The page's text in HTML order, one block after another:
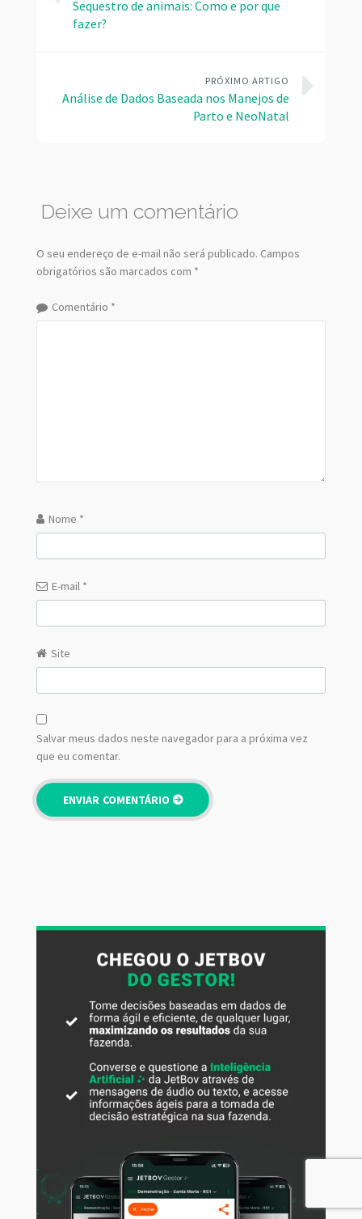
Sequestro de animais: Como e por que
fazer?
PRÓXIMO ARTIGO
Análise de Dados Baseada nos Manejos de
Parto e NeoNatal
Deixe um comentário
O seu endereço de e-mail não será publicado. Campos
obrigatórios são marcados com *
Comentário *
Nome *
E-mail *
Site
Salvar meus dados neste navegador para a próxima vez
que eu comentar.